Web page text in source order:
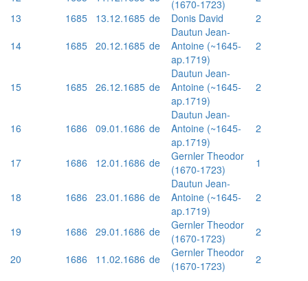
(1670-1723)
13
1685 13.12.1685 de Donis David
2
14
1685 20.12.1685 de
Dautun Jean-
Antoine (~1645-
ap.1719)
2
15 1685 26.12.1685 de
Dautun Jean-
Antoine (~1645-
ap.1719)
2
16 1686 09.01.1686 de
Dautun Jean-
Antoine (~1645-
ap.1719)
2
17 1686 12.01.1686 de
Gernler Theodor
(1670-1723)
1
18 1686 23.01.1686 de
Dautun Jean-
Antoine (~1645-
ap.1719)
2
19 1686 29.01.1686 de
Gernler Theodor
(1670-1723)
2
20
1686 11.02.1686 de
Gernler Theodor
(1670-1723)
2